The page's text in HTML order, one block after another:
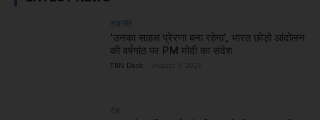
राजनीति
‘उनका साहस प्रेरणा बना रहेगा’, भारत छोड़ो आंदोलन
की वर्षगांठ पर PM मोदी का संदेश
TBN Desk
देश